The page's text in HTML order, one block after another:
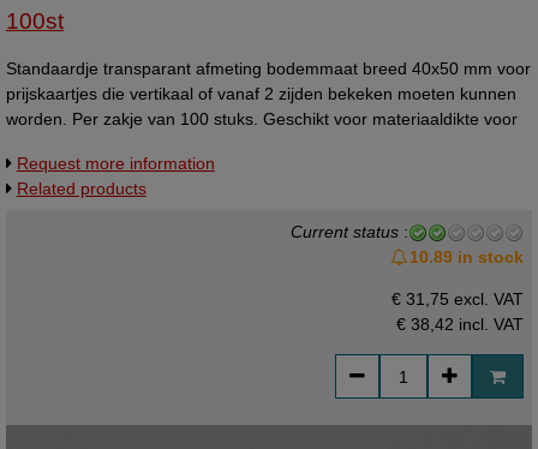
100st
Standaardje transparant afmeting bodemmaat breed 40x50 mm voor
prijskaartjes die vertikaal of vanaf 2 zijden bekeken moeten kunnen
worden. Per zakje van 100 stuks. Geschikt voor materiaaldikte voor
Universeelstandaardje, kaarthoudertje.
Request more information
Related products
Current status :
10.89 in stock
€ 31,75 excl. VAT
€ 38,42 incl. VAT